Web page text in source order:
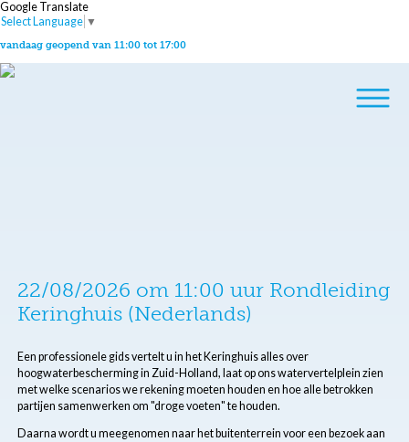
Google Translate
Select Language ▼
vandaag geopend van 11:00 tot 17:00
22/08/2026 om 11:00 uur Rondleiding
Keringhuis (Nederlands)
Een professionele gids vertelt u in het Keringhuis alles over
hoogwaterbescherming in Zuid-Holland, laat op ons watervertelplein zien
met welke scenarios we rekening moeten houden en hoe alle betrokken
partijen samenwerken om "droge voeten" te houden.
Daarna wordt u meegenomen naar het buitenterrein voor een bezoek aan